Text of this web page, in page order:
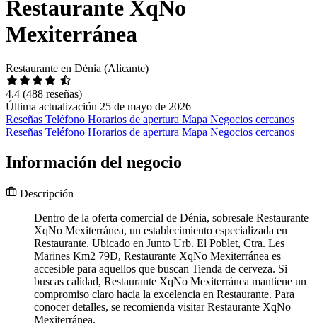
Restaurante XqNo
Mexiterránea
Restaurante en Dénia (Alicante)
4.4 (488 reseñas)
Última actualización 25 de mayo de 2026
Reseñas Teléfono Horarios de apertura Mapa Negocios cercanos
Reseñas Teléfono Horarios de apertura Mapa Negocios cercanos
Información del negocio
Descripción
Dentro de la oferta comercial de Dénia, sobresale Restaurante
XqNo Mexiterránea, un establecimiento especializada en
Restaurante. Ubicado en Junto Urb. El Poblet, Ctra. Les
Marines Km2 79D, Restaurante XqNo Mexiterránea es
accesible para aquellos que buscan Tienda de cerveza. Si
buscas calidad, Restaurante XqNo Mexiterránea mantiene un
compromiso claro hacia la excelencia en Restaurante. Para
conocer detalles, se recomienda visitar Restaurante XqNo
Mexiterránea.